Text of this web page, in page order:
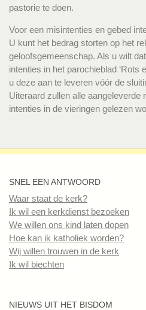
pastorie te doen.
Voor een misintenties en gebed
U kunt het bedrag storten op het
geloofsgemeenschap. Als u wilt
intenties in het parochieblad ‘Rots
u deze aan te leveren vóór de
Uiteraard zullen alle aangeleverde
intenties in de vieringen gelezen
SNEL EEN ANTWOORD
Waar staat de kerk?
Ik wil een kerkdienst bezoeken
We willen ons kind laten dopen
Hoe kan ik katholiek worden?
Wij willen trouwen in de kerk
Ik wil biechten
NIEUWS UIT HET BISDOM